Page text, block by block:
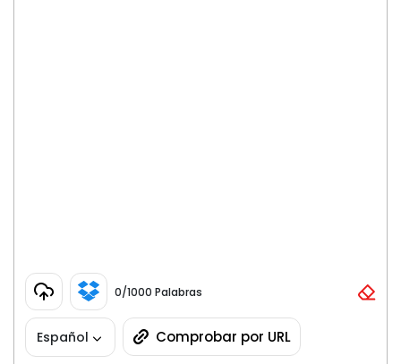
0/1000 Palabras
Español Comprobar por URL